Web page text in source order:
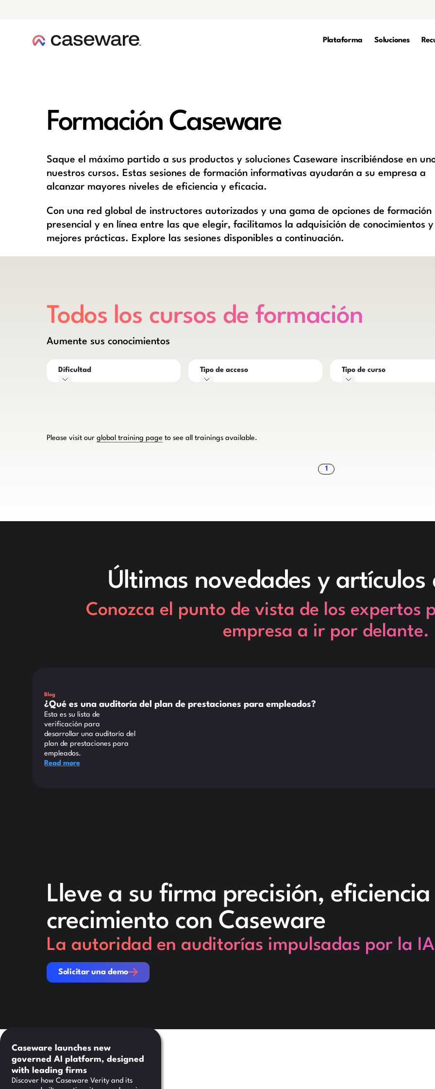
Plataforma Soluciones
Formación Caseware
Saque el máximo partido a sus productos y soluciones Caseware inscribiéndose en
nuestros cursos. Estas sesiones de formación informativas ayudarán a su empresa a
alcanzar mayores niveles de eficiencia y eficacia.
Con una red global de instructores autorizados y una gama de opciones de formación
presencial y en línea entre las que elegir, facilitamos la adquisición de conocimientos y
mejores prácticas. Explore las sesiones disponibles a continuación.
Todos los cursos de formación
Aumente sus conocimientos
Dificultad Tipo de acceso Tipo de curso
Please visit our global training page to see all trainings available.
1
Últimas novedades y artículos
Conozca el punto de vista de los expertos
empresa a ir por delante.
Blog
¿Qué es una auditoría del plan de prestaciones para empleados?
Esta es su lista de
verificación para
desarrollar una auditoría del
plan de prestaciones para
empleados.
Read more
Lleve a su firma precisión,
crecimiento con Caseware
La autoridad en auditorías impulsadas por la IA
Solicitar una demo
Solicitar una demo
Caseware launches new
governed AI platform, designed
with leading firms
Discover how Caseware Verity and its